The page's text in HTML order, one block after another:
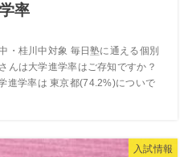
率
・桂川中対象 毎日塾に通える個別
んは大学進学率はご存知ですか？
進学率は 東京都(74.2%)についで
入試情報